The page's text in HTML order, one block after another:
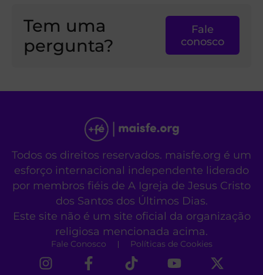
Tem uma
pergunta?
Fale
conosco
Todos os direitos reservados. maisfe.org é um
esforço internacional independente liderado
por membros fiéis de A Igreja de Jesus Cristo
dos Santos dos Últimos Dias.
Este site não é um site oficial da organização
religiosa mencionada acima.
Fale Conosco Políticas de Cookies